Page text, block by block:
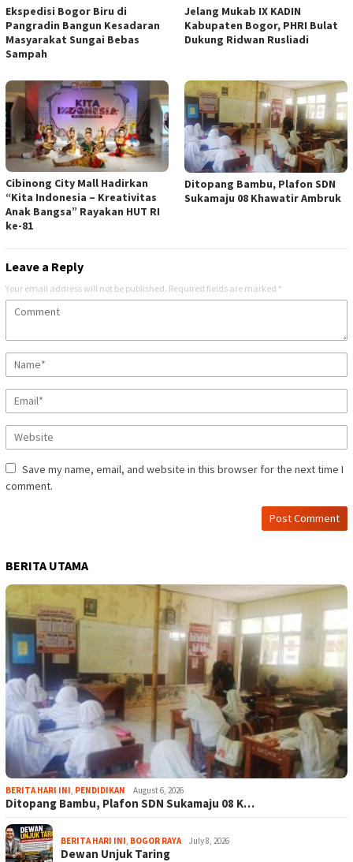
Ekspedisi Bogor Biru di
Pangradin Bangun Kesadaran
Masyarakat Sungai Bebas
Sampah
Jelang Mukab IX KADIN
Kabupaten Bogor, PHRI Bulat
Dukung Ridwan Rusliadi
Cibinong City Mall Hadirkan
“Kita Indonesia – Kreativitas
Anak Bangsa” Rayakan HUT RI
ke-81
Ditopang Bambu, Plafon SDN
Sukamaju 08 Khawatir Ambruk
Leave a Reply
Your email address will not be published. Required fields are marked *
Save my name, email, and website in this browser for the next time I
comment.
BERITA UTAMA
BERITA HARI INI, PENDIDIKAN August 6, 2026
Ditopang Bambu, Plafon SDN Sukamaju 08 K…
BERITA HARI INI, BOGOR RAYA July 8, 2026
Dewan Unjuk Taring